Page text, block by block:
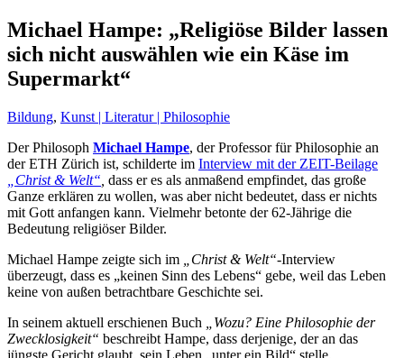
Michael Hampe: „Religiöse Bilder lassen
sich nicht auswählen wie ein Käse im
Supermarkt“
Bildung, Kunst | Literatur | Philosophie
Der Philosoph Michael Hampe, der Professor für Philosophie an
der ETH Zürich ist, schilderte im Interview mit der ZEIT-Beilage
„Christ & Welt“ dass er es als anmaßend empfindet, das große
Ganze erklären zu wollen, was aber nicht bedeutet, dass er nichts
mit Gott anfangen kann. Vielmehr betonte der 62-Jährige die
Bedeutung religiöser Bilder.
Michael Hampe zeigte sich im
„Christ & Welt“-Interview
überzeugt, dass es „keinen Sinn des Lebens“ gebe, weil das Leben
keine von außen betrachtbare Geschichte sei.
In seinem aktuell erschienen Buch
„Wozu? Eine Philosophie der
Zwecklosigkeit“ beschreibt Hampe, dass derjenige, der an das
jüngste Gericht glaubt, sein Leben „unter ein Bild“ stelle.